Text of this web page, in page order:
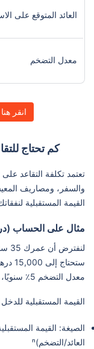
العائد المتوقع على
معدل التضخم
انقر
كم تحتاج
تعتمد تكلفة التقاعد
والسفر، ومصاريف
القيمة المستقبلية
مثال على الحساب
معدل التضخم 5٪ سنويًا، وتتوقع أن تعيش حتى سن 80.
القيمة المستقبلية
العائد/التضخم)ⁿ